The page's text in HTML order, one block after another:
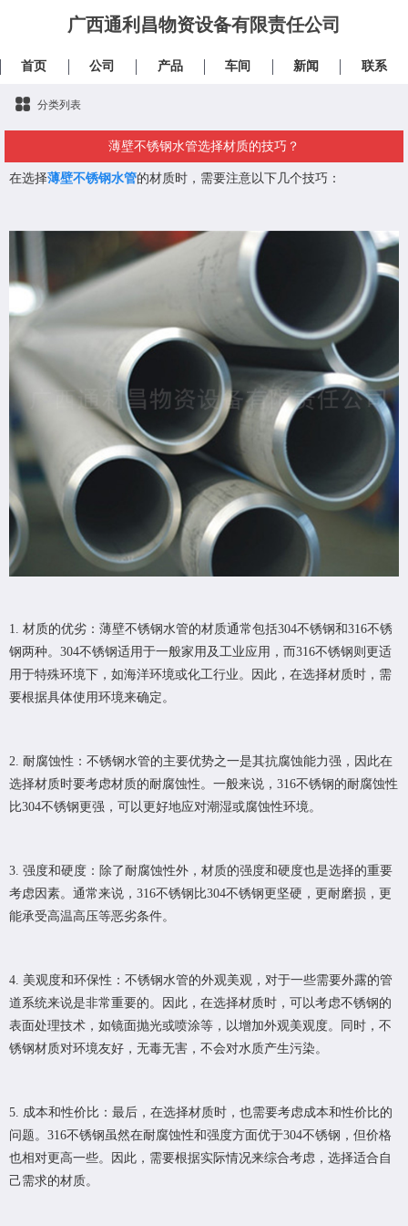
广西通利昌物资设备有限责任公司
首页 公司 产品 车间 新闻 联系
分类列表
薄壁不锈钢水管选择材质的技巧？
在选择薄壁不锈钢水管的材质时，需要注意以下几个技巧：
1. 材质的优劣：薄壁不锈钢水管的材质通常包括304不锈钢和316不锈
钢两种。304不锈钢适用于一般家用及工业应用，而316不锈钢则更适
用于特殊环境下，如海洋环境或化工行业。因此，在选择材质时，需
要根据具体使用环境来确定。
2. 耐腐蚀性：不锈钢水管的主要优势之一是其抗腐蚀能力强，因此在
选择材质时要考虑材质的耐腐蚀性。一般来说，316不锈钢的耐腐蚀性
比304不锈钢更强，可以更好地应对潮湿或腐蚀性环境。
3. 强度和硬度：除了耐腐蚀性外，材质的强度和硬度也是选择的重要
考虑因素。通常来说，316不锈钢比304不锈钢更坚硬，更耐磨损，更
能承受高温高压等恶劣条件。
4. 美观度和环保性：不锈钢水管的外观美观，对于一些需要外露的管
道系统来说是非常重要的。因此，在选择材质时，可以考虑不锈钢的
表面处理技术，如镜面抛光或喷涂等，以增加外观美观度。同时，不
锈钢材质对环境友好，无毒无害，不会对水质产生污染。
5. 成本和性价比：最后，在选择材质时，也需要考虑成本和性价比的
问题。316不锈钢虽然在耐腐蚀性和强度方面优于304不锈钢，但价格
也相对更高一些。因此，需要根据实际情况来综合考虑，选择适合自
己需求的材质。